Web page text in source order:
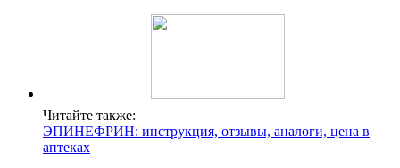
Читайте также:
ЭПИНЕФРИН: инструкция, отзывы, аналоги, цена в
аптеках